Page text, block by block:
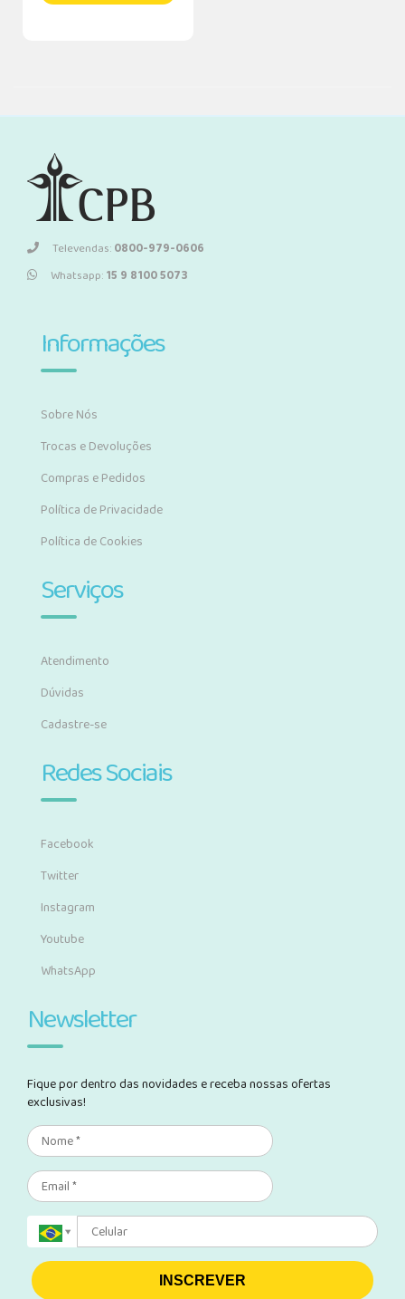
Televendas:0800-979-0606
Whatsapp:15 9 8100 5073
Informações
Sobre Nós
Trocas e Devoluções
Compras e Pedidos
Política de Privacidade
Política de Cookies
Serviços
Atendimento
Dúvidas
Cadastre-se
Redes Sociais
Facebook
Twitter
Instagram
Youtube
WhatsApp
Newsletter
Fique por dentro das novidades e receba nossas ofertas
exclusivas!
INSCREVER